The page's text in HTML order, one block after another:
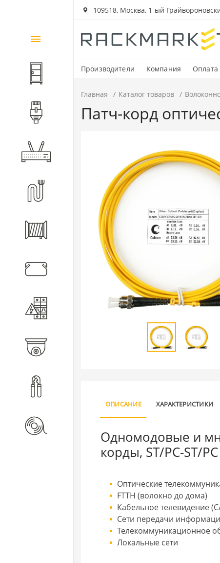
109518, Москва, 1-ый
Производители Компания Оплата
Каталог
товаров
Шкафы и стойки
Компоненты СКС
Волоконно-оптические
компоненты
Кабеленесущие системы
Электротехническое
Главная Каталог товаров
Патч-корд
ОПИСАНИЕ ХАРАКТЕРИСТИКИ
Одномодовые и
корды, ST/PC-ST/PC
Оптические
FTTH (волокно до дома)
Кабельное телевидение
Сети передачи
Телекоммуникационное
Локальные сети